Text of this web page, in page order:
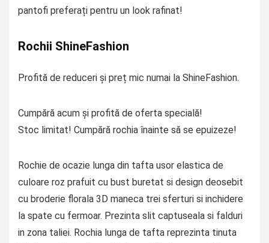
pantofi preferați pentru un look rafinat!
Rochii ShineFashion
Profită de reduceri și preț mic numai la ShineFashion.
Cumpără acum și profită de oferta specială!
Stoc limitat! Cumpără rochia înainte să se epuizeze!
Rochie de ocazie lunga din tafta usor elastica de
culoare roz prafuit cu bust buretat si design deosebit
cu broderie florala 3D maneca trei sferturi si inchidere
la spate cu fermoar. Prezinta slit captuseala si falduri
in zona taliei. Rochia lunga de tafta reprezinta tinuta